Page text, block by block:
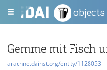
objects
Gemme mit Fisch
arachne.dainst.org/entity/1128053